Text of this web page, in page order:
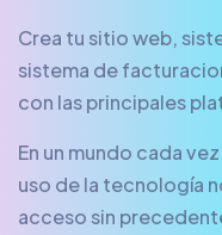
Crea tu sitio web,
sistema de
con las principales
En un mundo cada
uso de la tecnología
acceso sin